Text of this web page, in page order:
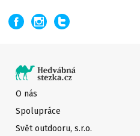
O nás
Spolupráce
Svět outdooru, s.r.o.